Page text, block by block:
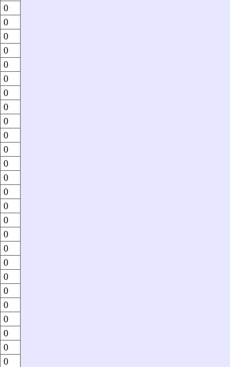
0
0
0
0
0
0
0
0
0
0
0
0
0
0
0
0
0
0
0
0
0
0
0
0
0
0